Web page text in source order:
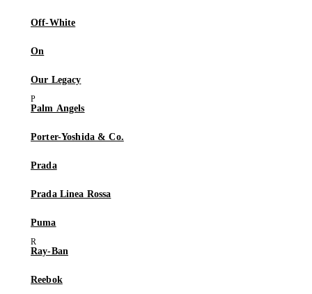
Off-White
On
Our Legacy
Palm Angels
Porter-Yoshida & Co.
Prada
Prada Linea Rossa
Puma
Ray-Ban
Reebok